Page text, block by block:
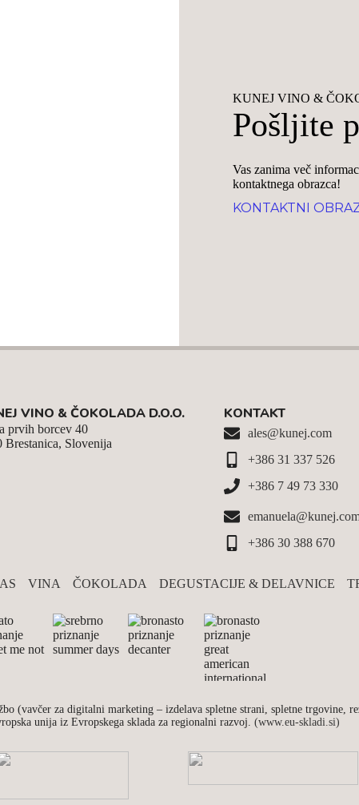
KUNEJ VINO &
Pošljite
Vas zanima več
kontaktnega obrazca!
KONTAKTNI
VINO & ČOKOLADA D.O.O.
prvih borcev 40
Brestanica, Slovenija
KONTAKT
ales@kunej.com
+386 31 337 526
+386 7 49 73 330
+386 30 388 670
VINA ČOKOLADA DEGUSTACIJE & DELAVNICE
(vavčer za digitalni marketing – izdelava spletne strani, spletne trgovine,
unija iz Evropskega sklada za regionalni razvoj.(www.eu-skladi.si)